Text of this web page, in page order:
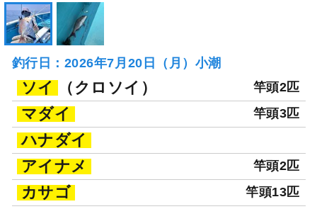
釣行日：2026年7月20日（月）小潮
ソイ （クロソイ） 竿頭2匹
マダイ 竿頭3匹
ハナダイ
アイナメ
竿頭2匹
カサゴ 竿頭13匹